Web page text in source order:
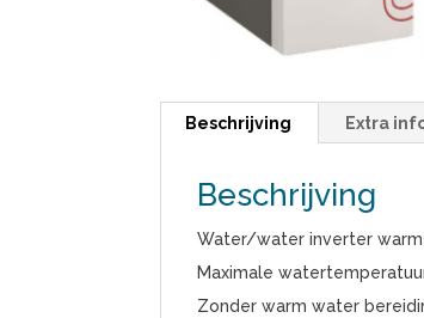
Beschrijving Extra
Beschrijving
Water/water inverter
Maximale
Zonder warm water